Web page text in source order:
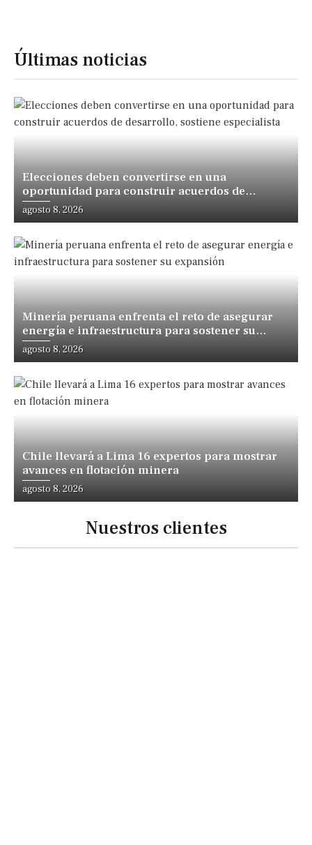
Últimas noticias
Elecciones deben convertirse en una
oportunidad para construir acuerdos de
desarrollo, sostiene especialista
agosto 8, 2026
Minería peruana enfrenta el reto de asegurar
energía e infraestructura para sostener su
expansión
agosto 8, 2026
Chile llevará a Lima 16 expertos para mostrar
avances en flotación minera
agosto 8, 2026
Nuestros clientes